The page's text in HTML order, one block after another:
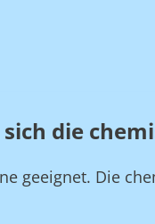
die
geeignet. Die